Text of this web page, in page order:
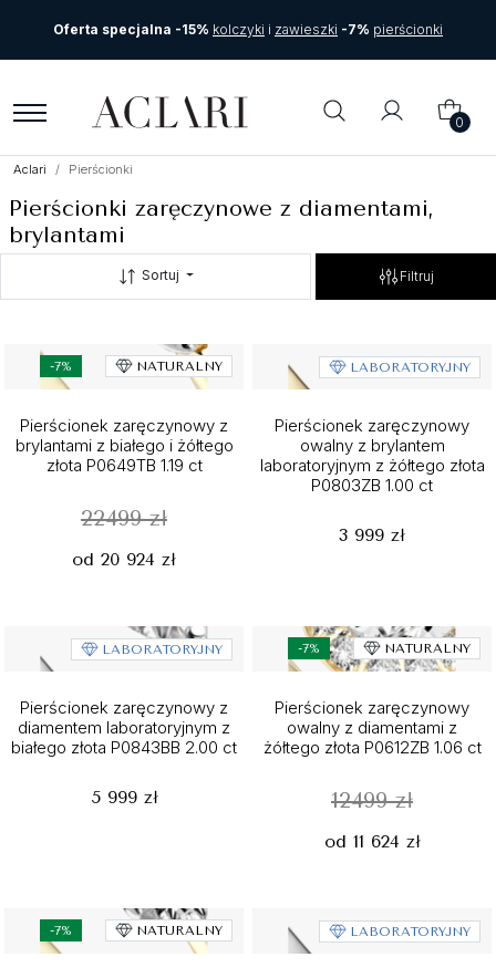
Oferta specjalna -15% kolczyki i zawieszki -7% pierścionki
0
Aclari Pierścionki
Pierścionki zaręczynowe z diamentami,
brylantami
Sortuj Filtruj
-7% NATURALNY
Pierścionek zaręczynowy z
brylantami z białego i żółtego
złota P0649TB 1.19 ct
22499 zł
od 20 924 zł
LABORATORYJNY
Pierścionek zaręczynowy
owalny z brylantem
laboratoryjnym z żółtego złota
P0803ZB 1.00 ct
3 999 zł
LABORATORYJNY
Pierścionek zaręczynowy z
diamentem laboratoryjnym z
białego złota P0843BB 2.00 ct
5 999 zł
-7% NATURALNY
Pierścionek zaręczynowy
owalny z diamentami z
żółtego złota P0612ZB 1.06 ct
12499 zł
od 11 624 zł
-7% NATURALNY LABORATORYJNY